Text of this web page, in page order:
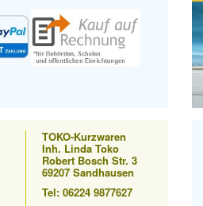
TOKO-Kurzwaren
Inh. Linda Toko
Robert Bosch Str. 3
69207 Sandhausen
Tel: 06224 9877627